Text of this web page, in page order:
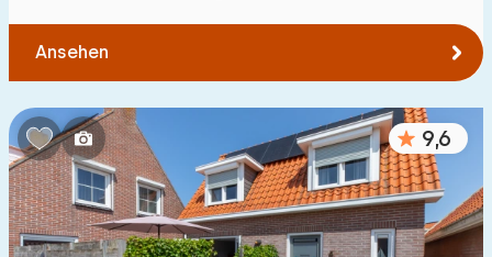
Kinderfreundlich
Kindermöbel
Eingezäunter Garten 164
Spielgeräte im Garten 118
Hallenbad 304
Ansehen
9,6